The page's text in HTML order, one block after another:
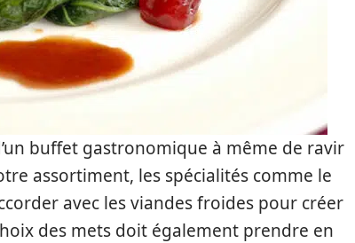
buffet gastronomique à même de ravir
assortiment, les spécialités comme le
avec les viandes froides pour créer
des mets doit également prendre en